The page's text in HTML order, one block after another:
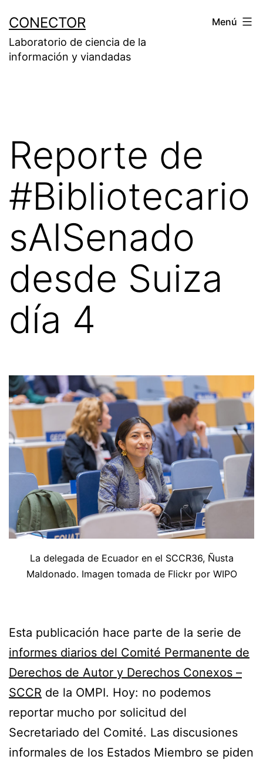
contenido
CONECTOR
Laboratorio de ciencia de la
información y viandadas
Menú
Reporte de
#Bibliotecario
sAlSenado
desde Suiza
día 4
La delegada de Ecuador en el SCCR36, Ñusta
Maldonado. Imagen tomada de Flickr por WIPO
Esta publicación hace parte de la serie de
informes diarios del Comité Permanente de
Derechos de Autor y Derechos Conexos –
SCCR de la OMPI. Hoy: no podemos
reportar mucho por solicitud del
Secretariado del Comité. Las discusiones
informales de los Estados Miembro se piden